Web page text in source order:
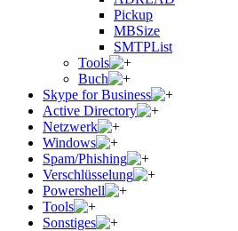
Pickup
MBSize
SMTPList
Tools
Buch
Skype for Business
Active Directory
Netzwerk
Windows
Spam/Phishing
Verschlüsselung
Powershell
Tools
Sonstiges